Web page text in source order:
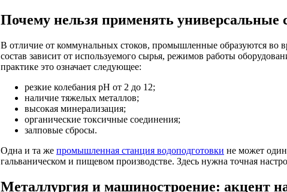
Почему нельзя применять универсальные
В отличие от коммунальных стоков, промышленные образуются во
состав зависит от используемого сырья, режимов работы
практике это означает следующее:
резкие колебания pH от 2 до 12;
наличие тяжелых металлов;
высокая минерализация;
органические токсичные соединения;
залповые сбросы.
Одна и та же промышленная станция водоподготовки не может
гальваническом и пищевом производстве. Здесь нужна точная
Металлургия и машиностроение: акцент